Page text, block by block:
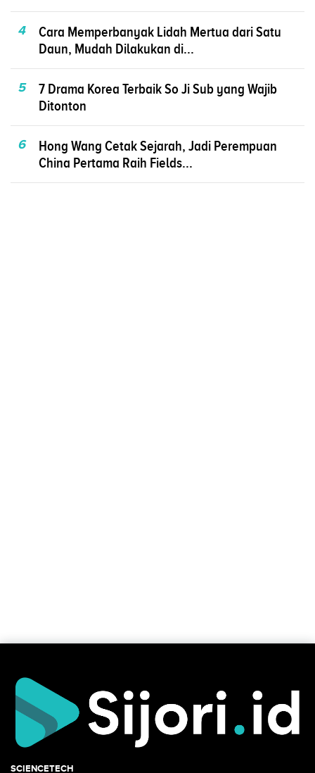
4
Cara Memperbanyak Lidah Mertua dari Satu
Daun, Mudah Dilakukan di...
5
7 Drama Korea Terbaik So Ji Sub yang Wajib
Ditonton
6
Hong Wang Cetak Sejarah, Jadi Perempuan
China Pertama Raih Fields...
SCIENCETECH